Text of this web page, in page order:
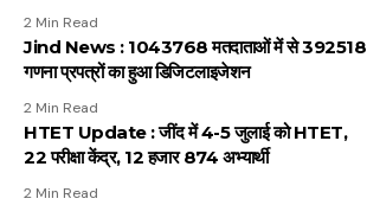
2 Min Read
Jind News : 1043768 मतदाताओं में से 392518
गणना प्रपत्रों का हुआ डिजिटलाइजेशन
2 Min Read
HTET Update : जींद में 4-5 जुलाई को HTET,
22 परीक्षा केंद्र, 12 हजार 874 अभ्यार्थी
2 Min Read